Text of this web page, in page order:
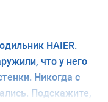
HAIER.
что у него
Никогда с
Подскажите,